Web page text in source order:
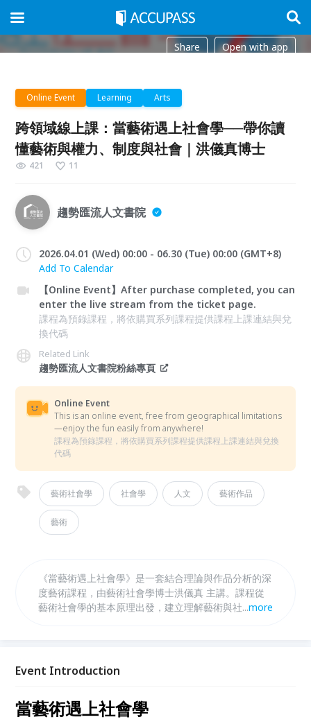
Share Open with app
Online Event Learning Arts
跨領域線上課：當藝術遇上社會學──帶你讀
懂藝術與權力、制度與社會｜洪儀真博士
421 11
趨勢匯流人文書院
2026.04.01 (Wed) 00:00 - 06.30 (Tue) 00:00 (GMT+8)
Add To Calendar
【Online Event】After purchase completed, you can
enter the live stream from the ticket page.
課程為預錄課程，將依購買系列課程提供課程上課連結與兌
換代碼
Related Link
趨勢匯流人文書院粉絲專頁
Online Event
This is an online event, free from geographical limitations
—enjoy the fun easily from anywhere!
課程為預錄課程，將依購買系列課程提供課程上課連結與兌換
代碼
藝術社會學 社會學 人文 藝術作品
藝術
《當藝術遇上社會學》是一套結合理論與作品分析的深
度藝術課程，由藝術社會學博士洪儀真 主講。課程從
藝術社會學的基本原理出發，建立理解藝術與社會關係
哲學與文化理論，不僅帶領學員讀懂經典文本，更協助
...more
Event Introduction
當藝術遇上社會學